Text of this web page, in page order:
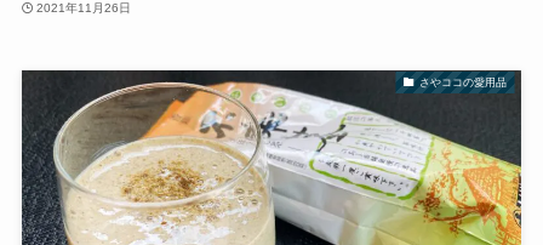
2021年11月26日
さやココの愛用品